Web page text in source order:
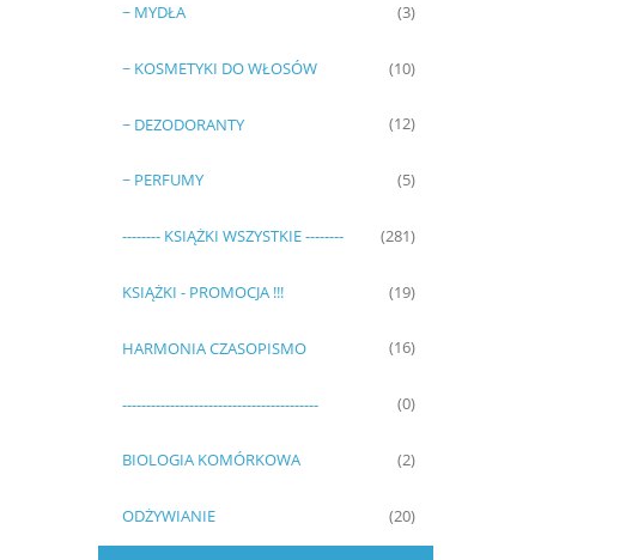
~ MYDŁA (3)
~ KOSMETYKI DO WŁOSÓW (10)
~ DEZODORANTY (12)
~ PERFUMY (5)
-------- KSIĄŻKI WSZYSTKIE -------- (281)
KSIĄŻKI - PROMOCJA !!! (19)
HARMONIA CZASOPISMO (16)
----------------------------------------- (0)
BIOLOGIA KOMÓRKOWA (2)
ODŻYWIANIE (20)